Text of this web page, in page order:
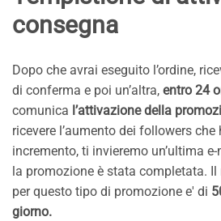
consegna
Dopo che avrai eseguito l’ordine,
di conferma e poi un’altra, entro 24
comunica l’attivazione della
ricevere l’aumento dei followers
incremento, ti invieremo un’ultima
la promozione è stata completata.
per questo tipo di promozione e' di
giorno.